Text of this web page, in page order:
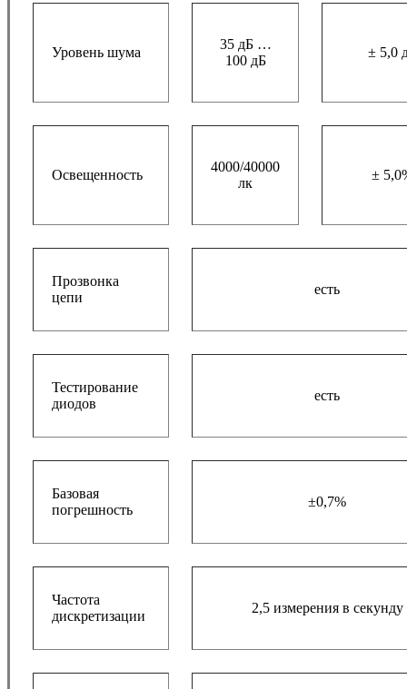
Уровень шума
35 дБ …
100 дБ
± 5,0
Освещенность
4000/40000
лк
±
Прозвонка
цепи
есть
Тестирование
диодов
есть
Базовая
погрешность
±0,7%
Частота
дискретизации
2,5 измерения в секунду